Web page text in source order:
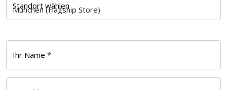
Standort wählen
Ihr Name *